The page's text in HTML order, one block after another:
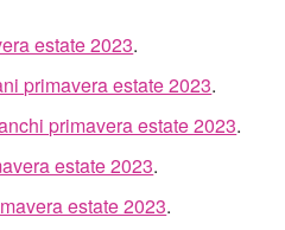
estate 2023.
primavera estate 2023.
primavera estate 2023.
estate 2023.
estate 2023.